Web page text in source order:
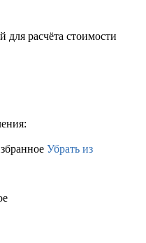
для расчёта стоимости
Убрать из